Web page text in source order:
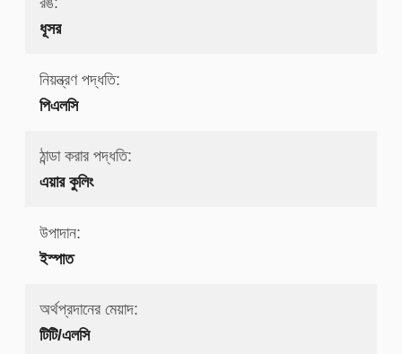
ধূসর
নিয়ন্ত্রণ পদ্ধতি:
পিএলসি
ঠান্ডা করার পদ্ধতি:
এয়ার কুলিং
উপাদান:
ইস্পাত
অর্থপ্রদানের মেয়াদ:
টিটি/এলসি